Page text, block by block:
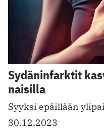
Sydäninfarktit
naisilla
Syyksi epäillään
30.12.2023